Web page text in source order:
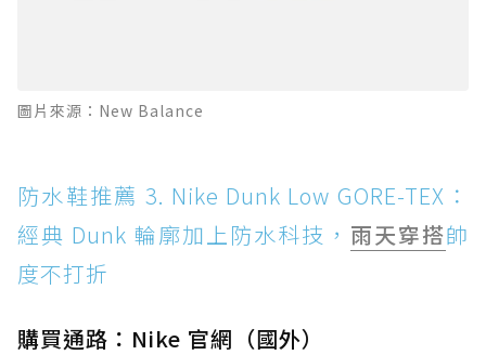
圖片來源：New Balance
防水鞋推薦 3. Nike Dunk Low GORE-TEX：
經典 Dunk 輪廓加上防水科技， 雨天穿搭帥
度不打折
購買通路：Nike 官網（國外）